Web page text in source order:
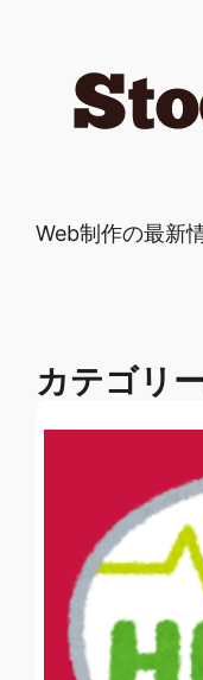
Web制作の最新
カテゴリ